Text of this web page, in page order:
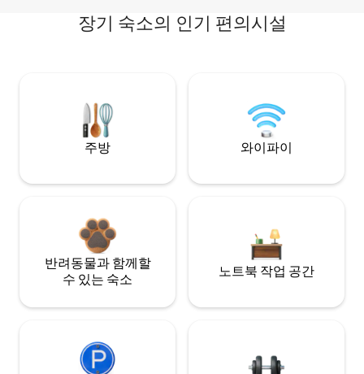
장기 숙소의 인기 편의시설
주방 와이파이
반려동물과 함께할
수 있는 숙소
노트북 작업 공간